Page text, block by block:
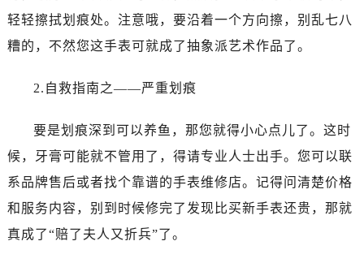
轻轻擦拭划痕处。注意哦，要沿着一个方向擦，别乱七八
糟的，不然您这手表可就成了抽象派艺术作品了。
2.自救指南之——严重划痕
要是划痕深到可以养鱼，那您就得小心点儿了。这时
候，牙膏可能就不管用了，得请专业人士出手。您可以联
系品牌售后或者找个靠谱的手表维修店。记得问清楚价格
和服务内容，别到时候修完了发现比买新手表还贵，那就
真成了“赔了夫人又折兵”了。